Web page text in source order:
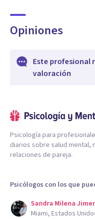
Opiniones
Este profesional
valoración
Psicología para
diarios sobre salud
relaciones de pareja.
Psicólogos con los que
Sandra Milena
Miami, Estados